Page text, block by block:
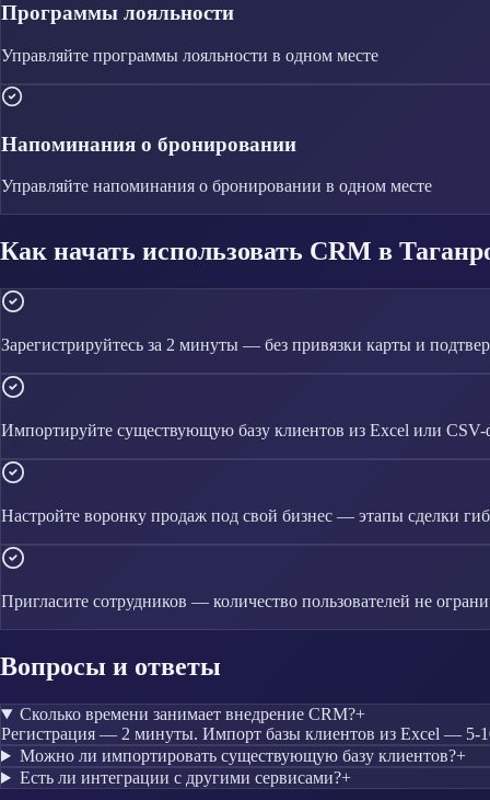
Программы лояльности
Управляйте программы лояльности в одном месте
Напоминания о бронировании
Управляйте напоминания о бронировании в одном месте
Как начать использовать CRM в
Зарегистрируйтесь за 2 минуты — без привязки карты и
Импортируйте существующую базу клиентов из Excel или CSV-
Настройте воронку продаж под свой бизнес — этапы сделки
Пригласите сотрудников — количество пользователей не
Вопросы и ответы
Сколько времени занимает внедрение CRM?+
Регистрация — 2 минуты. Импорт базы клиентов из Excel — 5-
Можно ли импортировать существующую базу клиентов?+
Есть ли интеграции с другими сервисами?+